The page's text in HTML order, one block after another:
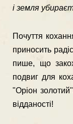
і земля
Почуття
прино­сить
пише, що
подвиг для
"Оріон
відданості!